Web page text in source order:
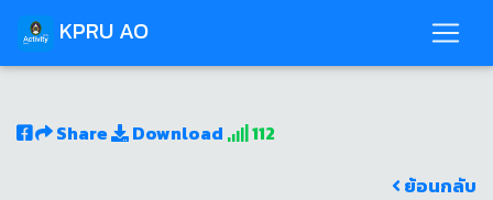
KPRU AO
Share Download
112
ย้อนกลับ